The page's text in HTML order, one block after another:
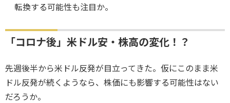
転換する可能性も注目か。
「コロナ後」米ドル安・株高の変化！？
先週後半から米ドル反発が目立ってきた。仮にこのまま米
ドル反発が続くようなら、株価にも影響する可能性はない
だろうか。